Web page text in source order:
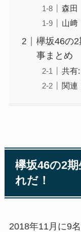
森田
山
欅坂46の
事まとめ
共有:
関連
欅坂46の2
れだ！
2018年11月に9